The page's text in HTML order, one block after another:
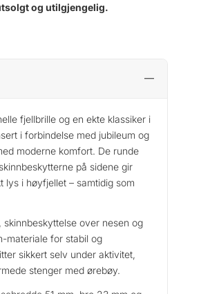
og utilgjengelig.
fjellbrille og en ekte klassiker i
i forbindelse med jubileum og
moderne komfort. De runde
på sidene gir
lys i høyfjellet – samtidig som
skinnbeskyttelse over nesen og
materiale for stabil og
sikkert selv under aktivitet,
stenger med ørebøy.